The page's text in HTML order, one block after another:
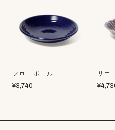
フロー ボール
¥3,740
リエ
¥